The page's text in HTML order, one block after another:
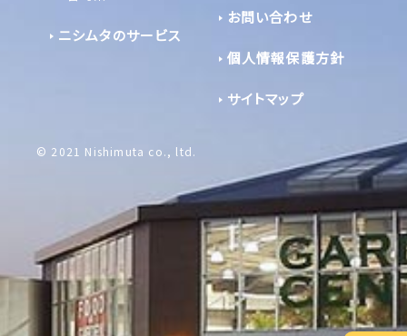
ニシムタのサービス
お問い合わせ
個人情報保護方針
サイトマップ
© 2021 Nishimuta co., ltd.